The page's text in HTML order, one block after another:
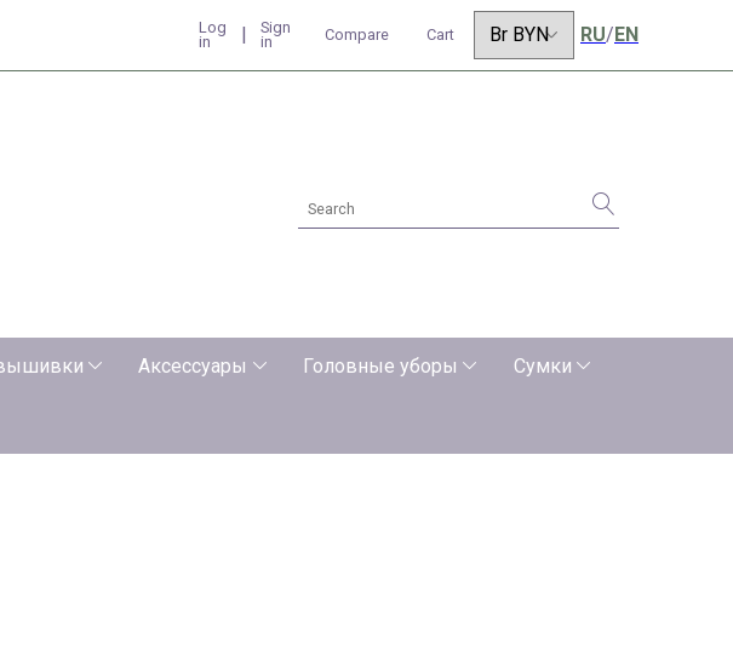
Log
in
Sign
in
Compare Cart RU/ EN
Аксессуары Головные уборы Сумки